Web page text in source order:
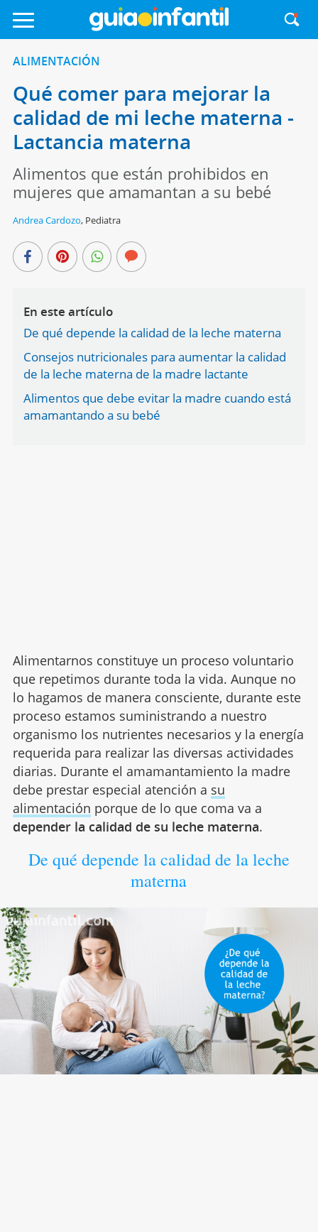
ALIMENTACIÓN
Qué comer para mejorar la
calidad de mi leche materna -
Lactancia materna
Alimentos que están prohibidos en
mujeres que amamantan a su bebé
Andrea Cardozo, Pediatra
En este artículo
De qué depende la calidad de la leche materna
Consejos nutricionales para aumentar la calidad
de la leche materna de la madre lactante
Alimentos que debe evitar la madre cuando está
amamantando a su bebé
Alimentarnos constituye un proceso voluntario
que repetimos durante toda la vida. Aunque no
lo hagamos de manera consciente, durante este
proceso estamos suministrando a nuestro
organismo los nutrientes necesarios y la energía
requerida para realizar las diversas actividades
diarias. Durante el amamantamiento la madre
debe prestar especial atención a su
alimentación porque de lo que coma va a
depender la calidad de su leche materna.
De qué depende la calidad de la leche
materna